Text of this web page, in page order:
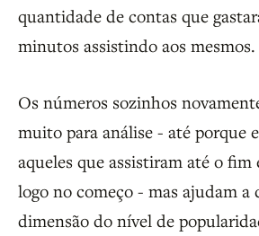
quantidade de contas que
minutos assistindo aos mesmos.
Os números sozinhos
muito para análise - até porque
aqueles que assistiram até o fim
logo no começo - mas ajudam a
dimensão do nível de